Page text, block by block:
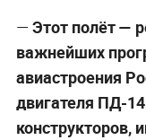
— Этот полёт —
важнейших
авиастроения
двигателя ПД-
конструкторов,